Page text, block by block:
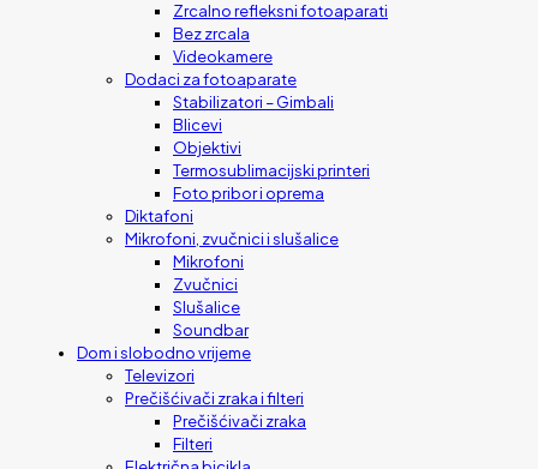
Zrcalno refleksni fotoaparati
Bez zrcala
Videokamere
Dodaci za fotoaparate
Stabilizatori – Gimbali
Blicevi
Objektivi
Termosublimacijski printeri
Foto pribor i oprema
Diktafoni
Mikrofoni, zvučnici i slušalice
Mikrofoni
Zvučnici
Slušalice
Soundbar
Dom i slobodno vrijeme
Televizori
Prečišćivači zraka i filteri
Prečišćivači zraka
Filteri